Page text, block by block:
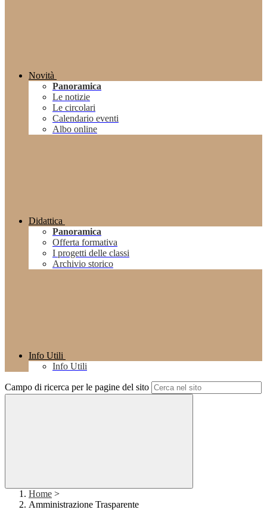
Novità
Panoramica
Le notizie
Le circolari
Calendario eventi
Albo online
Didattica
Panoramica
Offerta formativa
I progetti delle classi
Archivio storico
Info Utili
Info Utili
Campo di ricerca per le pagine del sito
Home >
Amministrazione Trasparente